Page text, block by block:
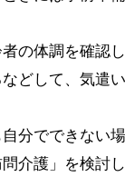
の体調を確認
どして、気遣
分でできない
介護」を検討し